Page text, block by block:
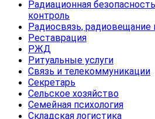
Радиационная
контроль
Радиосвязь, радиовещание
Реставрация
РЖД
Ритуальные услуги
Связь и телекоммуникации
Секретарь
Сельское хозяйство
Семейная психология
Складская логистика